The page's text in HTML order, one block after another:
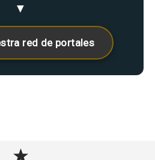
▼
red de portales